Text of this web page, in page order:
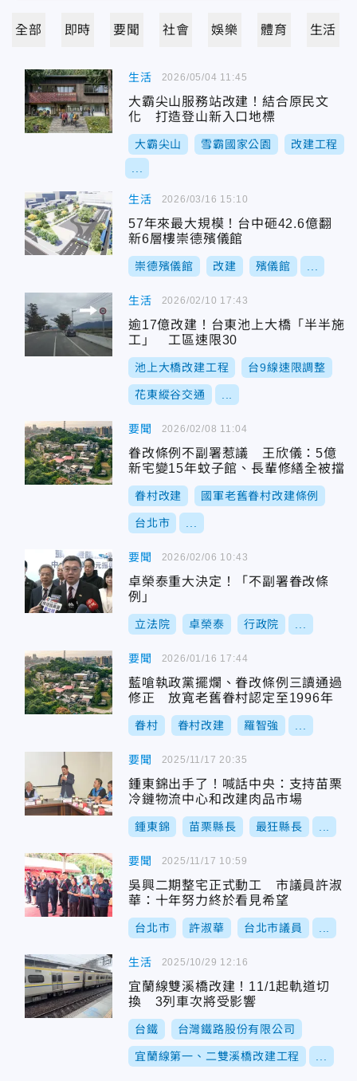
全部 即時 要聞 社會 娛樂 體育 生活
生活
大霸尖山服務站改建！結合原民文
化 打造登山新入口地標
大霸尖山 雪霸國家公園 改建工程
2026/05/04 11:45
生活
57年來最大規模！台中砸42.6億翻
新6層樓崇德殯儀館
崇德殯儀館 改建 殯儀館
2026/03/16 15:10
生活
逾17億改建！台東池上大橋「半半施
工」 工區速限30
池上大橋改建工程 台9線速限調整
花東縱谷交通
2026/02/10 17:43
要聞
眷改條例不副署惹議 王欣儀：5億
新宅變15年蚊子館、長輩修繕全被擋
眷村改建 國軍老舊眷村改建條例
台北市
2026/02/08 11:04
要聞
卓榮泰重大決定！「不副署眷改條
例」
立法院 卓榮泰 行政院
2026/02/06 10:43
要聞
藍嗆執政黨擺爛、眷改條例三讀通過
修正 放寬老舊眷村認定至1996年
眷村 眷村改建 羅智強
2026/01/16 17:44
要聞
鍾東錦出手了！喊話中央：支持苗栗
冷鏈物流中心和改建肉品市場
鍾東錦 苗栗縣長 最狂縣長
2025/11/17 20:35
要聞
吳興二期整宅正式動工 市議員許淑
華：十年努力終於看見希望
台北市 許淑華 台北市議員
2025/11/17 10:59
生活
宜蘭線雙溪橋改建！11/1起軌道切
換 3列車次將受影響
台鐵 台灣鐵路股份有限公司
宜蘭線第一、二雙溪橋改建工程
2025/10/29 12:16